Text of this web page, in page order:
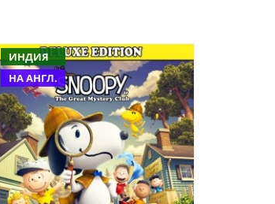
ИНДИЯ
НА АНГЛ.